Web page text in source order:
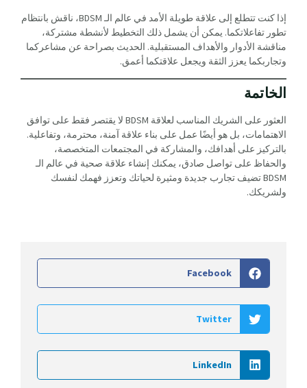
إذا كنت تتطلع إلى علاقة طويلة الأمد في عالم الـ BDSM، ناقش بانتظام
تطور تفاعلاتكما. يمكن أن يشمل ذلك التخطيط لأنشطة مشتركة،
مناقشة الأدوار والأهداف المستقبلية. الحديث بصراحة عن مشاعركما
وتجاربكما يعزز الثقة ويجعل علاقتكما أعمق.
الخاتمة
العثور على الشريك المناسب لعلاقة BDSM لا يقتصر فقط على توافق
الاهتمامات، بل هو أيضًا عمل على بناء علاقة آمنة، محترمة، وتفاعلية.
بالتركيز على أهدافك، والمشاركة في المجتمعات المتخصصة،
والحفاظ على تواصل صادق، يمكنك إنشاء علاقة صحية في عالم الـ
BDSM تضيف تجارب جديدة ومثيرة لحياتك وتعزز فهمك لنفسك
ولشريكك.
Facebook
Twitter
LinkedIn